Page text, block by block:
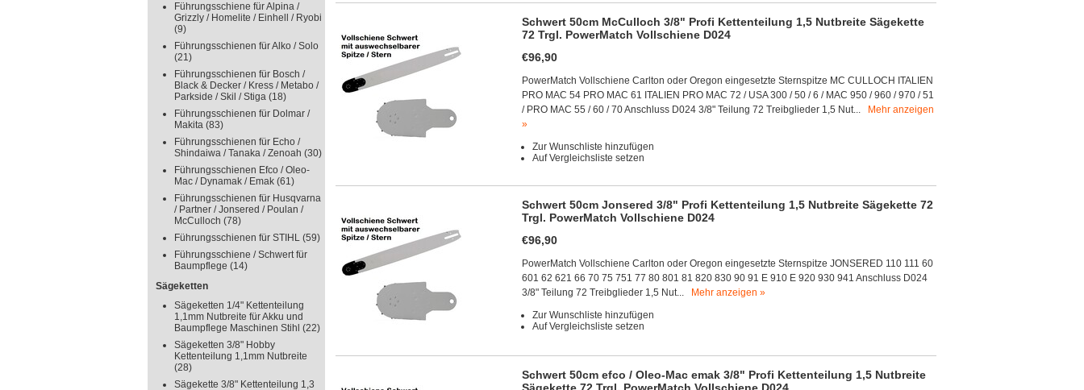
Führungsschiene für Alpina /
Grizzly / Homelite / Einhell / Ryobi
(9)
Führungsschienen für Alko / Solo
(21)
Führungsschienen für Bosch /
Black & Decker / Kress / Metabo /
Parkside / Skil / Stiga (18)
Führungsschienen für Dolmar /
Makita (83)
Führungsschienen für Echo /
Shindaiwa / Tanaka / Zenoah (30)
Führungsschienen Efco / Oleo-
Mac / Dynamak / Emak (61)
Führungsschienen für Husqvarna
/ Partner / Jonsered / Poulan /
McCulloch (78)
Führungsschienen für STIHL (59)
Führungsschiene / Schwert für
Baumpflege (14)
Sägeketten
Sägeketten 1/4" Kettenteilung
1,1mm Nutbreite für Akku und
Baumpflege Maschinen Stihl (22)
Sägeketten 3/8" Hobby
Kettenteilung 1,1mm Nutbreite
(28)
Sägekette 3/8" Kettenteilung 1,3
Schwert 50cm McCulloch 3/8" Profi Kettenteilung 1,5 Nutbreite Sägekette
72 Trgl. PowerMatch Vollschiene D024
€96,90
PowerMatch Vollschiene Carlton oder Oregon eingesetzte Sternspitze MC CULLOCH ITALIEN
PRO MAC 54 PRO MAC 61 ITALIEN PRO MAC 72 / USA 300 / 50 / 6 / MAC 950 / 960 / 970 / 51
/ PRO MAC 55 / 60 / 70 Anschluss D024 3/8" Teilung 72 Treibglieder 1,5 Nut...
Mehr anzeigen
»
Zur Wunschliste hinzufügen
Auf Vergleichsliste setzen
Schwert 50cm Jonsered 3/8" Profi Kettenteilung 1,5 Nutbreite Sägekette 72
Trgl. PowerMatch Vollschiene D024
€96,90
PowerMatch Vollschiene Carlton oder Oregon eingesetzte Sternspitze JONSERED 110 111 60
601 62 621 66 70 75 751 77 80 801 81 820 830 90 91 E 910 E 920 930 941 Anschluss D024
3/8" Teilung 72 Treibglieder 1,5 Nut...
Mehr anzeigen »
Zur Wunschliste hinzufügen
Auf Vergleichsliste setzen
Schwert 50cm efco / Oleo-Mac emak 3/8" Profi Kettenteilung 1,5 Nutbreite